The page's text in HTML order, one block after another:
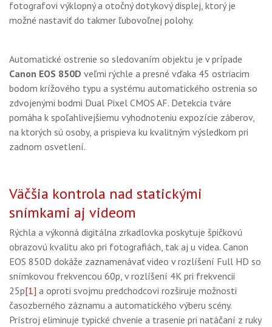
fotografovi výklopný a otočný dotykový displej, ktorý je
možné nastaviť do takmer ľubovoľnej polohy.
Automatické ostrenie so sledovaním objektu je v prípade
Canon EOS 850D veľmi rýchle a presné vďaka 45 ostriacim
bodom krížového typu a systému automatického ostrenia so
zdvojenými bodmi Dual Pixel CMOS AF. Detekcia tváre
pomáha k spoľahlivejšiemu vyhodnoteniu expozície záberov,
na ktorých sú osoby, a prispieva ku kvalitným výsledkom pri
zadnom osvetlení.
Väčšia kontrola nad statickými
snímkami aj videom
Rýchla a výkonná digitálna zrkadlovka poskytuje špičkovú
obrazovú kvalitu ako pri fotografiách, tak aj u videa. Canon
EOS 850D dokáže zaznamenávať video v rozlíšení Full HD so
snímkovou frekvencou 60p, v rozlíšení 4K pri frekvencii
25p[1] a oproti svojmu predchodcovi rozširuje možnosti
časozberného záznamu a automatického výberu scény.
Prístroj eliminuje typické chvenie a trasenie pri natáčaní z ruky